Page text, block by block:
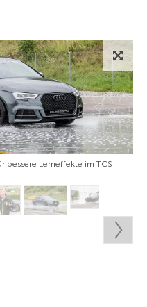
bessere Lerneffekte im TCS